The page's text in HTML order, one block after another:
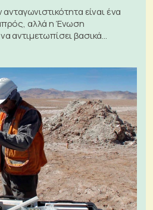
είναι ένα
αλλά η Ένωση
αντιμετωπίσει βασικά